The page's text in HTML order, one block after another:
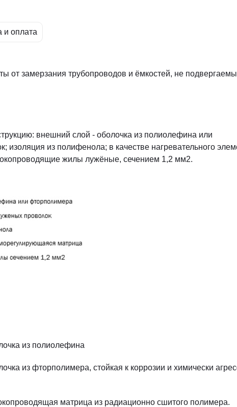
и оплата
от замерзания трубопроводов и ёмкостей, не
внешний слой - оболочка из полиолефина или
из полифенола; в качестве нагревательного
жилы лужёные, сечением 1,2 мм2.
из полиолефина
из фторполимера, стойкая к коррозии и химически
матрица из радиационно сшитого полимера.